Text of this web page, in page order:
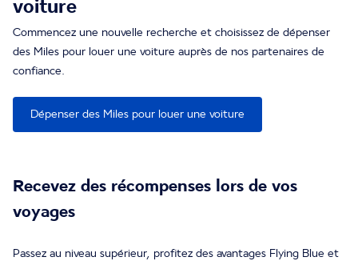
voiture
Commencez une nouvelle recherche et choisissez de dépenser
des Miles pour louer une voiture auprès de nos partenaires de
confiance.
Dépenser des Miles pour louer une voiture
Recevez des récompenses lors de vos
voyages
Passez au niveau supérieur, profitez des avantages Flying Blue et